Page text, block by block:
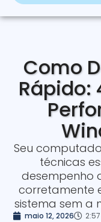
Como
Rápido:
Seu
técnicas
desempenho
corretamente
sistema sem a
maio 12, 2026